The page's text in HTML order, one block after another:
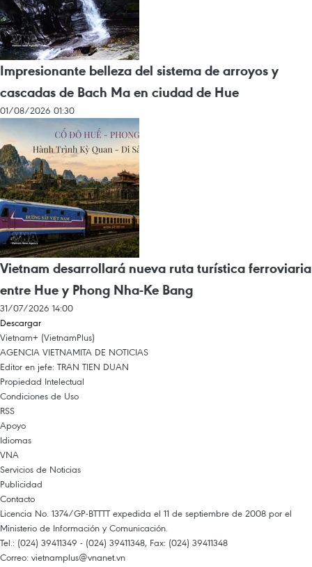
Impresionante belleza del sistema de arroyos y
cascadas de Bach Ma en ciudad de Hue
01/08/2026 01:30
Vietnam desarrollará nueva ruta turística ferroviaria
entre Hue y Phong Nha-Ke Bang
31/07/2026 14:00
Descargar
Vietnam+ (VietnamPlus)
AGENCIA VIETNAMITA DE NOTICIAS
Editor en jefe: TRAN TIEN DUAN
Propiedad Intelectual
Condiciones de Uso
RSS
Apoyo
Idiomas
VNA
Servicios de Noticias
Publicidad
Contacto
Licencia No. 1374/GP-BTTTT expedida el 11 de septiembre de 2008 por el
Ministerio de Información y Comunicación.
Tel.: (024) 39411349 - (024) 39411348, Fax: (024) 39411348
Correo: vietnamplus@vnanet.vn